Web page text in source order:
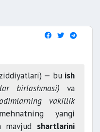
— bu ish
birlashmasi) va
vakillik
yangi
mavjud shartlarini